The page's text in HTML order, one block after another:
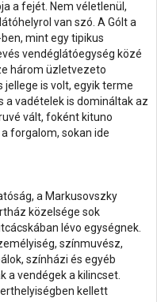
a fejét. Nem véletlenül,
van szó. A Gólt a
mint egy tipikus
vendéglátóegység közé
három üzletvezeto
jellege is volt, egyik terme
vadételek is domináltak az
vált, foként kituno
forgalom, sokan ide
a Markusovszky
közelsége sok
lévo egységnek.
színmuvész,
színházi és egyéb
a vendégek a kilincset.
kellett